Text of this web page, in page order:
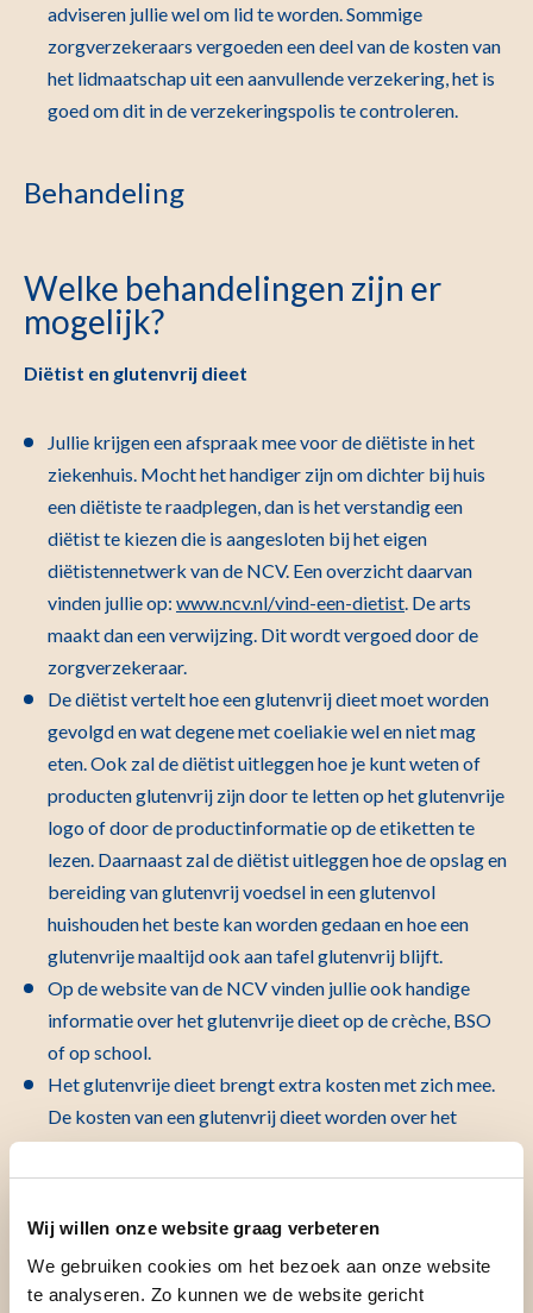
Wij willen onze website graag verbeteren
We gebruiken cookies om het bezoek aan onze website
te analyseren. Zo kunnen we de website gericht
adviseren jullie wel om lid te worden. Sommige
zorgverzekeraars vergoeden een deel van de kosten van
het lidmaatschap uit een aanvullende verzekering, het is
goed om dit in de verzekeringspolis te controleren.
Behandeling
Welke behandelingen zijn er
mogelijk?
Diëtist en glutenvrij dieet
Jullie krijgen een afspraak mee voor de diëtiste in het
ziekenhuis. Mocht het handiger zijn om dichter bij huis
een diëtiste te raadplegen, dan is het verstandig een
diëtist te kiezen die is aangesloten bij het eigen
diëtistennetwerk van de NCV. Een overzicht daarvan
vinden jullie op: www.ncv.nl/vind-een-dietist. De arts
maakt dan een verwijzing. Dit wordt vergoed door de
zorgverzekeraar.
De diëtist vertelt hoe een glutenvrij dieet moet worden
gevolgd en wat degene met coeliakie wel en niet mag
eten. Ook zal de diëtist uitleggen hoe je kunt weten of
producten glutenvrij zijn door te letten op het glutenvrije
logo of door de productinformatie op de etiketten te
lezen. Daarnaast zal de diëtist uitleggen hoe de opslag en
bereiding van glutenvrij voedsel in een glutenvol
huishouden het beste kan worden gedaan en hoe een
glutenvrije maaltijd ook aan tafel glutenvrij blijft.
Op de website van de NCV vinden jullie ook handige
informatie over het glutenvrije dieet op de crèche, BSO
of op school.
Het glutenvrije dieet brengt extra kosten met zich mee.
De kosten van een glutenvrij dieet worden over het
algemeen niet vergoed door zorgverzekeraars. Wel is er
aftrek mogelijk voor dieetkosten bij de
worden op
www.belastingdienst.nl